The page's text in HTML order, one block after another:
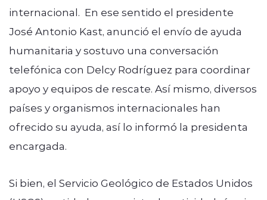
internacional. En ese sentido el presidente
José Antonio Kast, anunció el envío de ayuda
humanitaria y sostuvo una conversación
telefónica con Delcy Rodríguez para coordinar
apoyo y equipos de rescate. Así mismo, diversos
países y organismos internacionales han
ofrecido su ayuda, así lo informó la presidenta
encargada.
Si bien, el Servicio Geológico de Estados Unidos